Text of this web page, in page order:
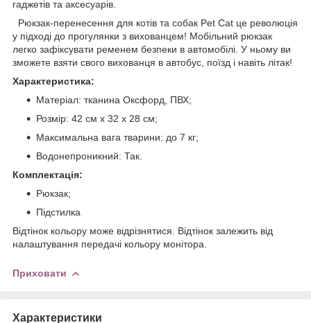
гаджетів та аксесуарів.
Рюкзак-перенесення для котів та собак Pet Cat це революція
у підході до прогулянки з вихованцем! Мобільний рюкзак
легко зафіксувати ременем безпеки в автомобілі. У ньому ви
зможете взяти свого вихованця в автобус, поїзд і навіть літак!
Характеристика:
Матеріал: тканина Оксфорд, ПВХ;
Розмір: 42 см х 32 х 28 см;
Максимальна вага тварини: до 7 кг;
Водонепроникний: Так.
Комплектація:
Рюкзак;
Підстилка
Відтінок кольору може відрізнятися. Відтінок залежить від
налаштування передачі кольору монітора.
Приховати
Характеристики